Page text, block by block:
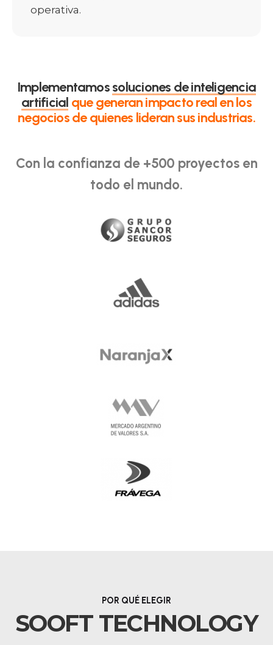
operativa.
Implementamossoluciones de inteligencia
artificial que generan impacto real en los
negocios de quienes lideran sus industrias.
Con la confianza de +500 proyectos en
todo el mundo.
POR QUÉ ELEGIR
SOOFT TECHNOLOGY